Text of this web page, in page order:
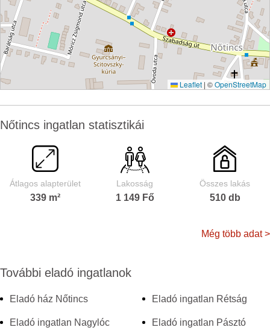
Leaflet | ©OpenStreetMap
Nőtincs ingatlan statisztikái
Átlagos alapterület
339 m²
Lakosság
1 149 Fő
Összes lakás
510 db
Még több adat >
További eladó ingatlanok
Eladó ház Nőtincs
Eladó ingatlan Nagylóc
Eladó ingatlan Rétság
Eladó ingatlan Pásztó